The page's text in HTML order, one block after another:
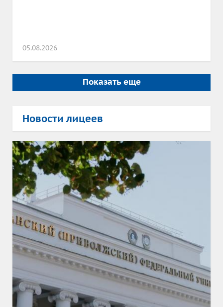
05.08.2026
Показать еще
Новости лицеев